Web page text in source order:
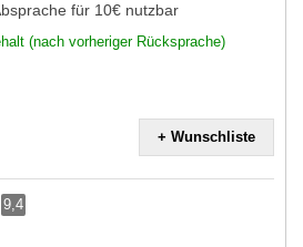
für 10€ nutzbar
(nach vorheriger Rücksprache)
+ Wunschliste
9,4